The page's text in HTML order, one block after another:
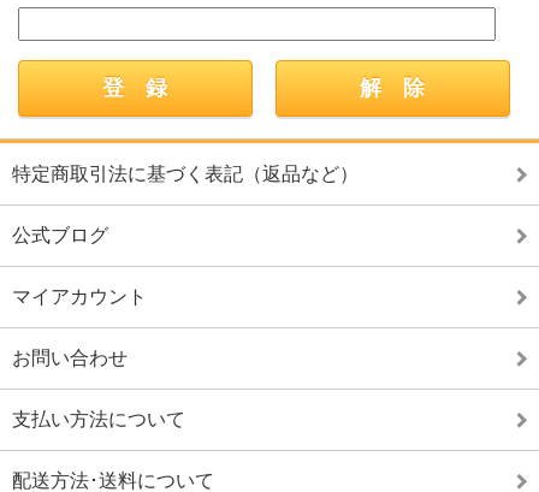
特定商取引法に基づく表記（返品など）
公式ブログ
マイアカウント
お問い合わせ
支払い方法について
配送方法･送料について